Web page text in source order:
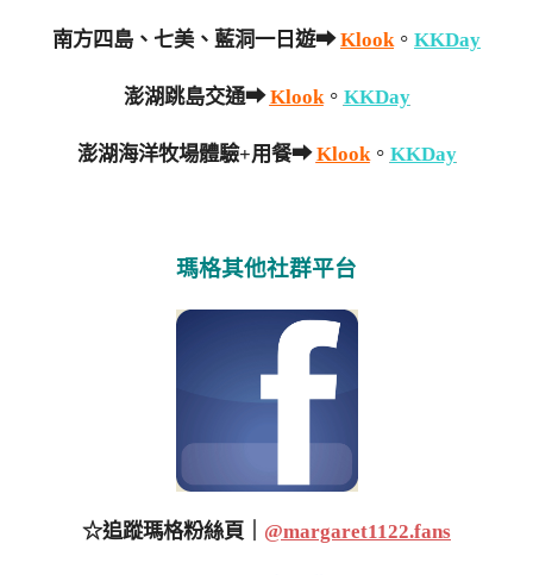
南方四島、七美、藍洞一日遊➡Klook。 KKDay
澎湖跳島交通➡Klook。 KKDay
澎湖海洋牧場體驗+用餐➡Klook。 KKDay
瑪格其他社群平台
☆追蹤瑪格粉絲頁｜ @margaret1122.fans